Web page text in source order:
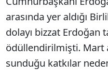
arasında yer aldığı
dolayı bizzat Erdoğan
ödüllendirilmişti. Mart
sunduğu katkılar